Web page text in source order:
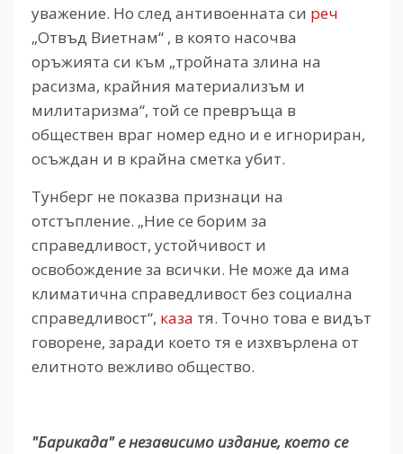
уважение. Но след антивоенната си реч
„Отвъд Виетнам“ , в която насочва
оръжията си към „тройната злина на
расизма, крайния материализъм и
милитаризма“, той се превръща в
обществен враг номер едно и е игнориран,
осъждан и в крайна сметка убит.
Тунберг не показва признаци на
отстъпление. „Ние се борим за
справедливост, устойчивост и
освобождение за всички. Не може да има
климатична справедливост без социална
справедливост“, каза тя. Точно това е видът
говорене, заради което тя е изхвърлена от
елитното вежливо общество.
"Барикада" е независимо издание, което се